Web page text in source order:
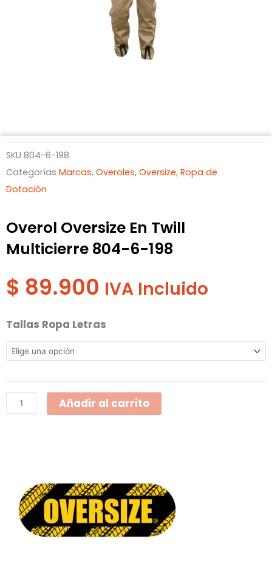
SKU 804-6-198
Categorías Marcas, Overoles, Oversize, Ropa de
Dotación
Overol Oversize En Twill
Multicierre 804-6-198
$ 89.900 IVA Incluido
Tallas Ropa Letras
Overol
Oversize
En
Multicierre
804-
Añadir al carrito